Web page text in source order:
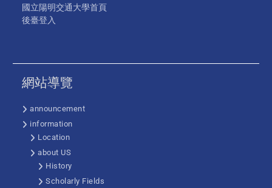
國立陽明交通大學首頁
後臺登入
網站導覽
announcement
information
Location
about US
History
Scholarly Fields